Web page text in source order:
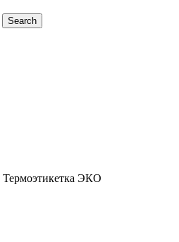
Search
Термоэтикетка ЭКО